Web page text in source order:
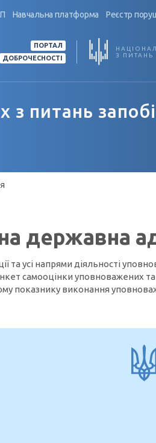
Навчальна платформа Реєстр
ПОРТАЛ
ДОБРОЧЕСНОСТІ
З ПИТАНЬ
з питань
державна
усі напрями діяльності
самооцінки уповноважених
показнику виконання